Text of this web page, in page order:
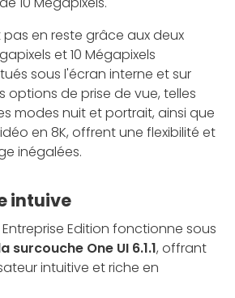
pas en reste grâce aux deux
et 10 Mégapixels
sous l'écran interne et sur
options de prise de vue, telles
modes nuit et portrait, ainsi que
en 8K, offrent une flexibilité et
inégalées.
intuive
Entreprise Edition fonctionne sous
surcouche One UI 6.1.1, offrant
intuitive et riche en